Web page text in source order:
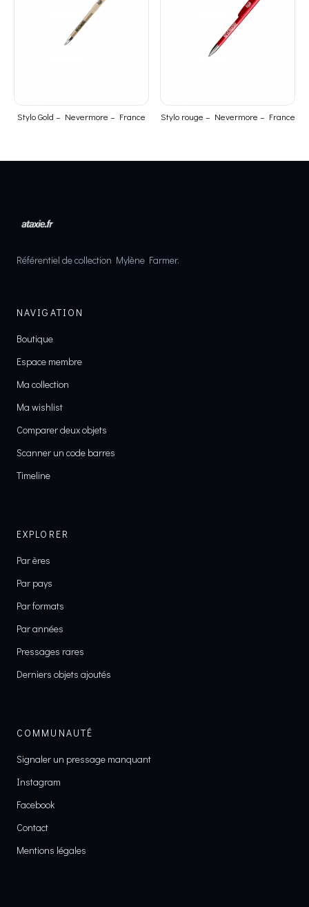
Stylo Gold – Nevermore – France Stylo rouge – Nevermore – France
Référentiel de collection Mylène Farmer.
NAVIGATION
Boutique
Espace membre
Ma collection
Ma wishlist
Comparer deux objets
Scanner un code barres
Timeline
EXPLORER
Par ères
Par pays
Par formats
Par années
Pressages rares
Derniers objets ajoutés
COMMUNAUTÉ
Signaler un pressage manquant
Instagram
Facebook
Contact
Mentions légales